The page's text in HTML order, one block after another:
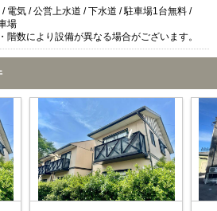
/ 電気 / 公営上水道 / 下水道 / 駐車場1台無料 /
場
階数により設備が異なる場合がございます。